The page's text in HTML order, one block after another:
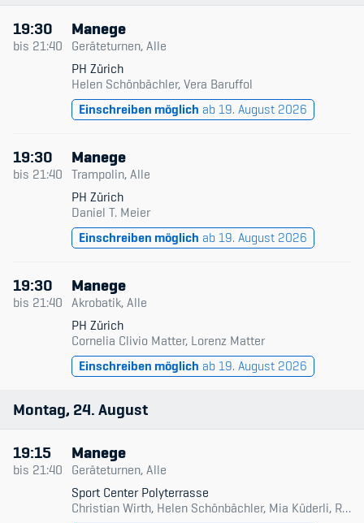
19:30
bis 21:40
Manege
Geräteturnen, Alle
PH Zürich
Helen Schönbächler, Vera Baruffol
Einschreiben möglich ab 19. August 2026
19:30
bis 21:40
Manege
Trampolin, Alle
PH Zürich
Daniel T. Meier
Einschreiben möglich ab 19. August 2026
19:30
bis 21:40
Manege
Akrobatik, Alle
PH Zürich
Cornelia Clivio Matter, Lorenz Matter
Einschreiben möglich ab 19. August 2026
Montag 24 August
19:15
bis 21:40
Manege
Geräteturnen, Alle
Sport Center Polyterrasse
Christian Wirth, Helen Schönbächler, Mia Küderli, Rafael Burri, Rolf Gloor